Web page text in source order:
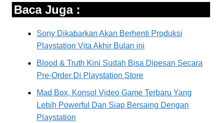
Baca Juga :
Sony Dikabarkan Akan Berhenti Produksi
Playstation Vita Akhir Bulan ini
Blood & Truth Kini Sudah Bisa Dipesan Secara
Pre-Order Di Playstation Store
Mad Box, Konsol Video Game Terbaru Yang
Lebih Powerful Dan Siap Bersaing Dengan
Playstation